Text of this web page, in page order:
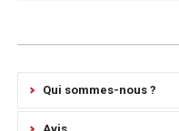
Qui sommes-nous ?